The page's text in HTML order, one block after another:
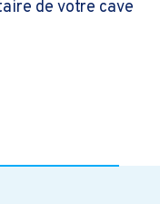
de votre cave